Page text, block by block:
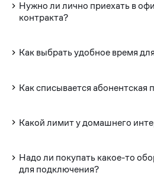
Нужно ли лично приехать в
контракта?
Как выбрать удобное время
Как списывается абонентская
Какой лимит у домашнего
Надо ли покупать какое-то
для подключения?